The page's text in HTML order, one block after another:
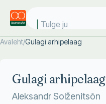
Tulge juba
Avaleht/Gulagi arhipelaag
Gulagi arhipelaag
Aleksandr Solženitsõn